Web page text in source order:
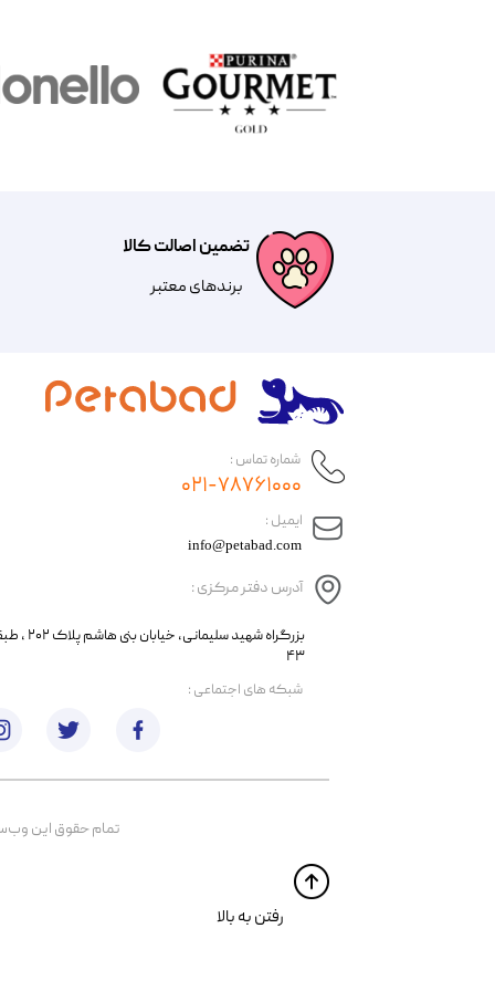
تضمین اصالت کالا
​​برندهای معتبر​​​​​​​
​ایمیل :
آدرس دفتر مرکزی :
info@petabad.com
​​بزرگراه شهید
۴۳
شماره تماس :
۰۲۱-۷۸۷۶۱۰۰۰
تمام حقوق اين
​​رفتن به بالا
​شبکه های اجتماعی :